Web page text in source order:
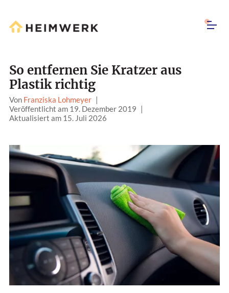
So entfernen Sie Kratzer aus
Plastik richtig
Von Franziska Lohmeyer |
Veröffentlicht am 19. Dezember 2019 |
Aktualisiert am 15. Juli 2026